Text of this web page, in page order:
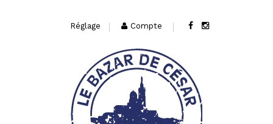
Réglage Compte